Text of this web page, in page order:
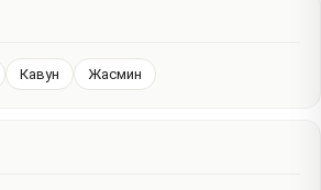
Кавун Жасмин